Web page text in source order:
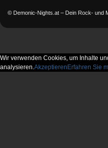
© Demonic-Nights.at – Dein Rock- und
Wir verwenden Cookies, um Inhalte
analysieren.Akzeptieren Erfahren Sie